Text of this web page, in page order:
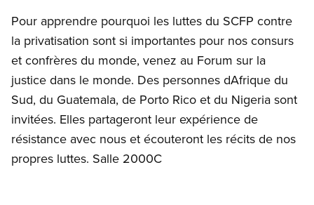
Pour apprendre pourquoi les luttes du SCFP contre
la privatisation sont si importantes pour nos consurs
et confrères du monde, venez au Forum sur la
justice dans le monde. Des personnes dAfrique du
Sud, du Guatemala, de Porto Rico et du Nigeria sont
invitées. Elles partageront leur expérience de
résistance avec nous et écouteront les récits de nos
propres luttes. Salle 2000C